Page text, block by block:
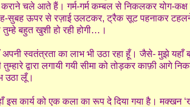
चले आते हैं। गर्म-गर्म कम्बल से निकलकर योग-कक्ष
सुबह ऊपर से रज़ाई उलटकर, ट्रैक सूट पहनाकर
बहुत खुशी हो रही होगी…।
स्वतंत्रता का लाभ भी उठा रहा हूँ। जैसे- मुझे यहाँ
तुम्हारे द्वारा लगायी गयी सीमा को तोड़कर काफ़ी
उठा लूँ।
कार्य को एक कला का रूप दे दिया गया है। मक्खन